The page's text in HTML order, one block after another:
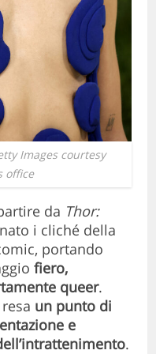
Images courtesy
office
da Thor:
i cliché della
portando
fiero,
queer.
un punto di
e
.